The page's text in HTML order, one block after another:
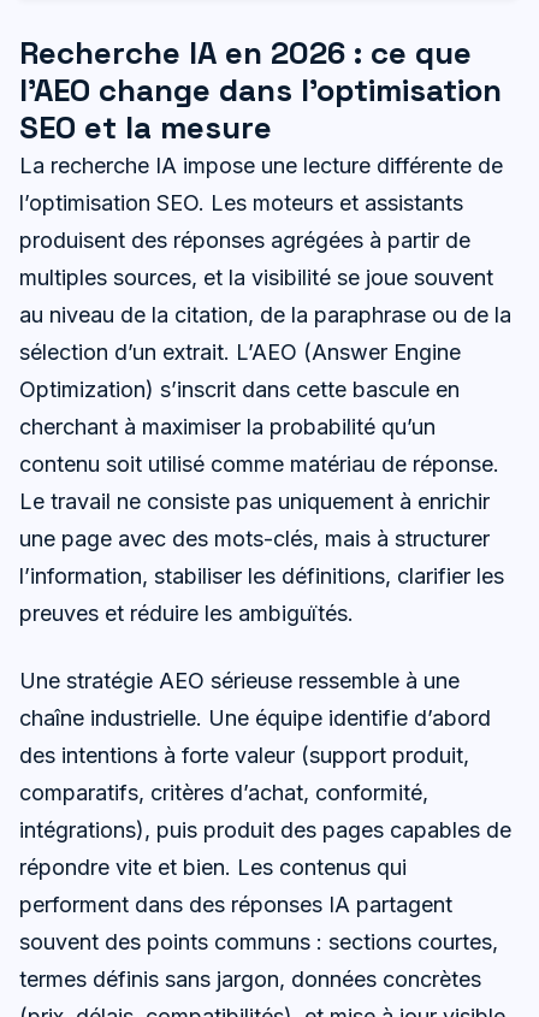
Recherche IA en 2026 : ce que
l’AEO change dans l’optimisation
SEO et la mesure
La recherche IA impose une lecture différente de
l’optimisation SEO. Les moteurs et assistants
produisent des réponses agrégées à partir de
multiples sources, et la visibilité se joue souvent
au niveau de la citation, de la paraphrase ou de la
sélection d’un extrait. L’AEO (Answer Engine
Optimization) s’inscrit dans cette bascule en
cherchant à maximiser la probabilité qu’un
contenu soit utilisé comme matériau de réponse.
Le travail ne consiste pas uniquement à enrichir
une page avec des mots-clés, mais à structurer
l’information, stabiliser les définitions, clarifier les
preuves et réduire les ambiguïtés.
Une stratégie AEO sérieuse ressemble à une
chaîne industrielle. Une équipe identifie d’abord
des intentions à forte valeur (support produit,
comparatifs, critères d’achat, conformité,
intégrations), puis produit des pages capables de
répondre vite et bien. Les contenus qui
performent dans des réponses IA partagent
souvent des points communs : sections courtes,
termes définis sans jargon, données concrètes